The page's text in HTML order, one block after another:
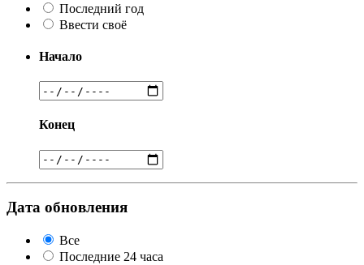
Последний год
Ввести своё
Начало
Конец
Дата обновления
Все
Последние 24 часа